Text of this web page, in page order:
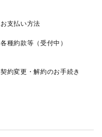
お支払い方法
各種約款等（受付中）
契約変更・解約のお手続き